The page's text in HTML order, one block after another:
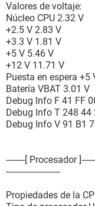
Versión 1.0
[ Chasis ]
Propiedades del
Fabricante Hewlett-
Tipo de chasis Caja
[ Controlador de
Propiedades del
Memoria
Memoria entrelazada
Tipos de memoria
Valores de voltaje:
Núcleo CPU 2.32 V
+2.5 V 2.83 V
+3.3 V 1.81 V
+5 V 5.46 V
+12 V 11.71 V
Puesta en espera +5
Batería VBAT 3.01 V
Debug Info F 41 FF
Debug Info T 248 44
Debug Info V 91 B1
--------[ Procesador
-----------------------
Propiedades de la